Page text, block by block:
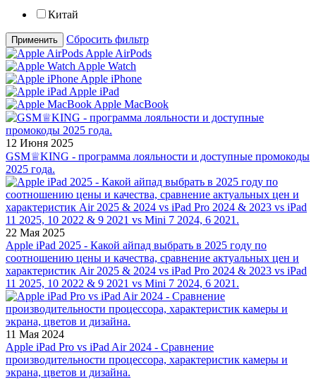
Китай
Применить
Сбросить фильтр
Apple AirPods
Apple Watch
Apple iPhone
Apple iPad
Apple MacBook
12 Июня 2025
GSM♕KING - программа лояльности и доступные промокоды
2025 года.
22 Мая 2025
Apple iPad 2025 - Какой айпад выбрать в 2025 году по
соотношению цены и качества, сравнение актуальных цен и
характеристик Air 2025 & 2024 vs iPad Pro 2024 & 2023 vs iPad
11 2025, 10 2022 & 9 2021 vs Mini 7 2024, 6 2021.
11 Мая 2024
Apple iPad Pro vs iPad Air 2024 - Сравнение
производительности процессора, характеристик камеры и
экрана, цветов и дизайна.